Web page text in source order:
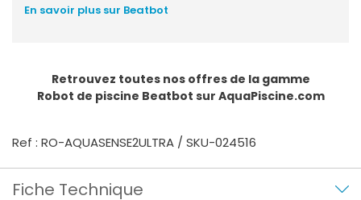
En savoir plus sur Beatbot
Retrouvez toutes nos offres de la gamme
Robot de piscine Beatbot sur AquaPiscine.com
Ref : RO-AQUASENSE2ULTRA / SKU-024516
Fiche Technique